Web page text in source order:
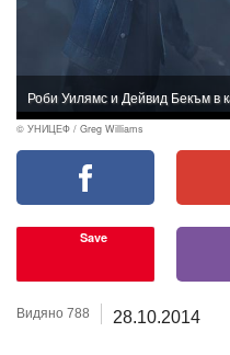
Роби Уилямс и Дейвид Бекъм
© УНИЦЕФ / Greg Williams
Save
Видяно 788 28.10.2014